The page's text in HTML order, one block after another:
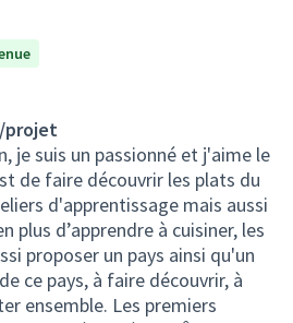
projet
je suis un passionné et j'aime le
de faire découvrir les plats du
d'apprentissage mais aussi
plus d’apprendre à cuisiner, les
proposer un pays ainsi qu'un
ce pays, à faire découvrir, à
ensemble. Les premiers